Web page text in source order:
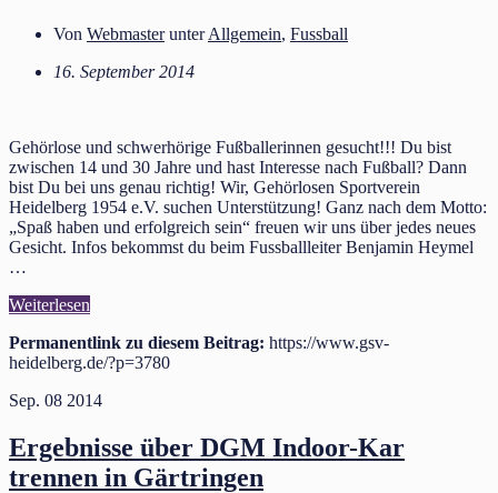
Von WebmasterunterAllgemein, Fussball
16. September 2014
Gehörlose und schwerhörige Fußballerinnen gesucht!!! Du bist
zwischen 14 und 30 Jahre und hast Interesse nach Fußball? Dann
bist Du bei uns genau richtig! Wir, Gehörlosen Sportverein
Heidelberg 1954 e.V. suchen Unterstützung! Ganz nach dem Motto:
„Spaß haben und erfolgreich sein“ freuen wir uns über jedes neues
Gesicht. Infos bekommst du beim Fussballleiter Benjamin Heymel
…
Weiterlesen
Permanentlink zu diesem Beitrag: https://www.gsv-
heidelberg.de/?p=3780
Sep. 08 2014
Ergebnisse über DGM Indoor-Kar​
trennen in Gärtringen